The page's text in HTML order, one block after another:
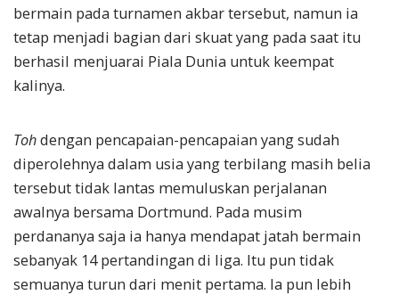
bermain pada turnamen akbar tersebut, namun ia
tetap menjadi bagian dari skuat yang pada saat itu
berhasil menjuarai Piala Dunia untuk keempat
kalinya.
Tohdengan pencapaian-pencapaian yang sudah
diperolehnya dalam usia yang terbilang masih belia
tersebut tidak lantas memuluskan perjalanan
awalnya bersama Dortmund. Pada musim
perdananya saja ia hanya mendapat jatah bermain
sebanyak 14 pertandingan di liga. Itu pun tidak
semuanya turun dari menit pertama. Ia pun lebih